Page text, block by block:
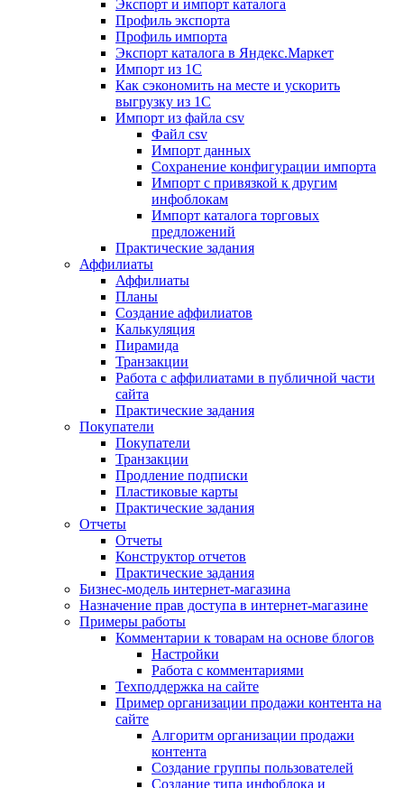
Экспорт и импорт каталога
Профиль экспорта
Профиль импорта
Экспорт каталога в Яндекс.Маркет
Импорт из 1С
Как сэкономить на месте и ускорить
выгрузку из 1С
Импорт из файла csv
Файл csv
Импорт данных
Сохранение конфигурации импорта
Импорт с привязкой к другим
инфоблокам
Импорт каталога торговых
предложений
Практические задания
Аффилиаты
Аффилиаты
Планы
Создание аффилиатов
Калькуляция
Пирамида
Транзакции
Работа с аффилиатами в публичной части
сайта
Практические задания
Покупатели
Покупатели
Транзакции
Продление подписки
Пластиковые карты
Практические задания
Отчеты
Отчеты
Конструктор отчетов
Практические задания
Бизнес-модель интернет-магазина
Назначение прав доступа в интернет-магазине
Примеры работы
Комментарии к товарам на основе блогов
Настройки
Работа с комментариями
Техподдержка на сайте
Пример организации продажи контента на
сайте
Алгоритм организации продажи
контента
Создание группы пользователей
Создание типа инфоблока и